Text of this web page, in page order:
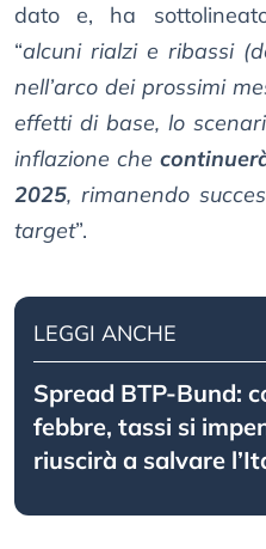
dato e, ha
“alcuni rialzi e ribassi
nell’arco dei prossimi
effetti di base, lo
inflazione che
2025, rimanendo
target”.
LEGGI ANCHE
Spread BTP-Bund:
febbre, tassi si
riuscirà a salvare